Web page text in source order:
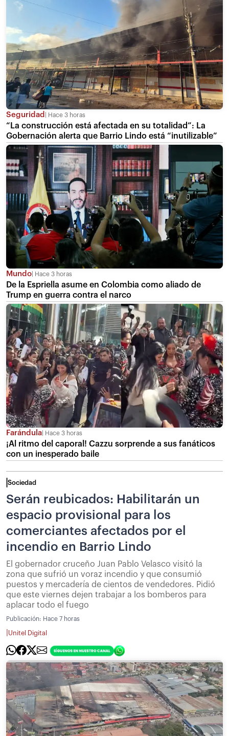
Seguridad Hace 3 horas
“La construcción está afectada en su totalidad”: La
Gobernación alerta que Barrio Lindo está “inutilizable”
Mundo Hace 3 horas
De la Espriella asume en Colombia como aliado de
Trump en guerra contra el narco
Farándula Hace 3 horas
¡Al ritmo del caporal! Cazzu sorprende a sus fanáticos
con un inesperado baile
Sociedad
Serán reubicados: Habilitarán un
espacio provisional para los
comerciantes afectados por el
incendio en Barrio Lindo
El gobernador cruceño Juan Pablo Velasco visitó la
zona que sufrió un voraz incendio y que consumió
puestos y mercadería de cientos de vendedores. Pidió
que este viernes dejen trabajar a los bomberos para
aplacar todo el fuego
Publicación: Hace 7 horas
Unitel Digital